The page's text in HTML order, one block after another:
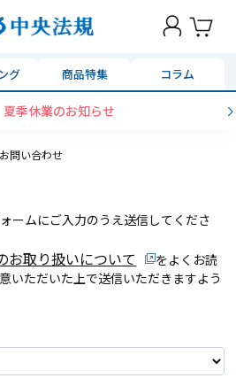
グ 商品特集 コラム
夏季休業のお知らせ
お問い合わせ
ームにご入力のうえ送信してくださ
お取り扱いについて
をよくお読
いただいた上で送信いただきますよう